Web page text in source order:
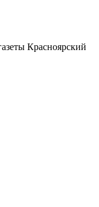
Красноярский